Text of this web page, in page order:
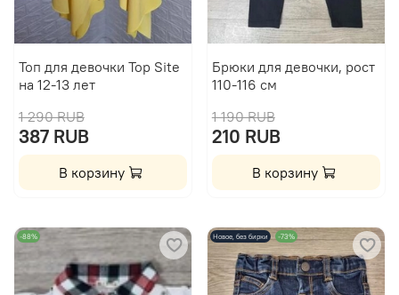
Топ для девочки Top Site
на 12-13 лет
1 290 RUB
387 RUB
В корзину
Брюки для девочки, рост
110-116 см
1 190 RUB
210 RUB
В корзину
-88% Новое, без бирки -73%